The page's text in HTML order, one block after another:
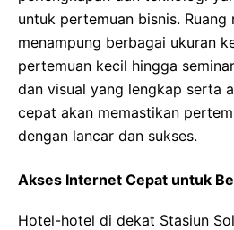
untuk pertemuan bisnis.
menampung berbagai ukuran
pertemuan kecil hingga
dan visual yang lengkap serta
cepat akan memastikan
dengan lancar dan sukses.
Akses Internet Cepat untuk
Hotel-hotel di dekat Stasiun